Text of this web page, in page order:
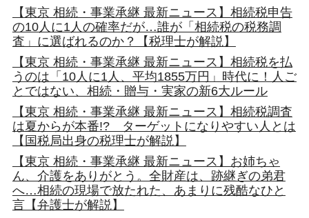
【東京 相続・事業承継 最新ニュース】相続税申告
の10人に1人の確率だが…誰が「相続税の税務調
査」に選ばれるのか？【税理士が解説】
【東京 相続・事業承継 最新ニュース】相続税を払
うのは「10人に1人、平均1855万円」時代に！人ご
とではない、相続・贈与・実家の新6大ルール
【東京 相続・事業承継 最新ニュース】相続税調査
は夏からが本番!? ターゲットになりやすい人とは
【国税局出身の税理士が解説】
【東京 相続・事業承継 最新ニュース】お姉ちゃ
ん、介護をありがとう。全財産は、跡継ぎの弟君
へ…相続の現場で放たれた、あまりに残酷なひと
言【弁護士が解説】